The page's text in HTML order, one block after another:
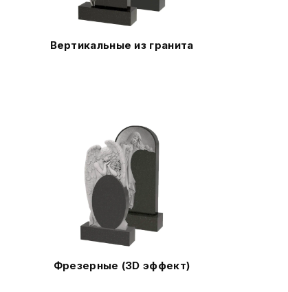
Вертикальные из гранита
Фрезерные (3D эффект)